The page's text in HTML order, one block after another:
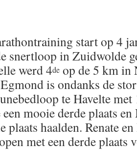
start op 4
snertloop in Zuidwolde
werd 4de op de 5 km in
is ondanks de
te Havelte
mooie derde plaats
plaats haalden. Renate
met een derde plaats